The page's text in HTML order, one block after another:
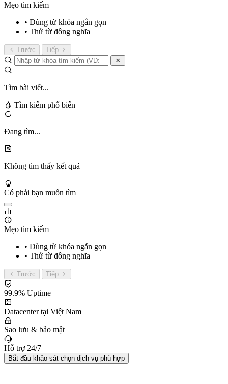
Mẹo tìm kiếm
• Dùng từ khóa ngắn gọn
• Thử từ đồng nghĩa
Trước Tiếp
Tìm bài viết...
Tìm kiếm phổ biến
Đang tìm...
Không tìm thấy kết quả
Có phải bạn muốn tìm
Mẹo tìm kiếm
• Dùng từ khóa ngắn gọn
• Thử từ đồng nghĩa
Trước Tiếp
99.9% Uptime
Datacenter tại Việt Nam
Sao lưu & bảo mật
Hỗ trợ 24/7
Bắt đầu khảo sát chọn dịch vụ phù hợp